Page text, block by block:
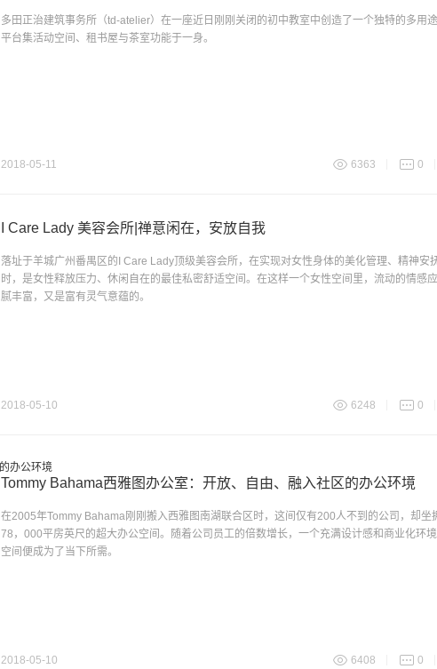
多田正治建筑事务所（td-atelier）在一座近日刚刚关闭的初中教室中创造了一个独特的多用途
平台集活动空间、租书屋与茶室功能于一身。
2018-05-11 6363 0
I Care Lady 美容会所|禅意闲在，安放自我
落址于羊城广州番禺区的I Care Lady顶级美容会所，在实现对女性身体的美化管理、精神安
时，是女性释放压力、休闲自在的最佳私密舒适空间。在这样一个女性空间里，流动的情感
腻丰富，又是富有灵气意蕴的。
2018-05-10 6248 0
Tommy Bahama西雅图办公室：开放、自由、融入社区的办公环境
在2005年Tommy Bahama刚刚搬入西雅图南湖联合区时，这间仅有200人不到的公司，却坐
78，000平房英尺的超大办公空间。随着公司员工的倍数增长，一个充满设计感和商业化环
空间便成为了当下所需。
2018-05-10 6408 0